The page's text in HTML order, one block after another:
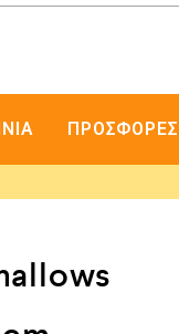
ΠΡΟΣΦΟΡΕΣ